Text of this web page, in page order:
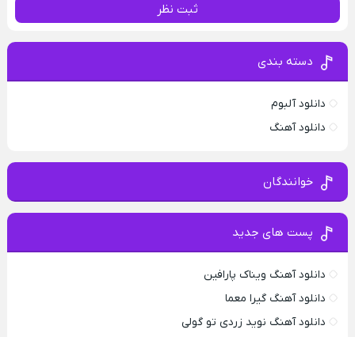
ثبت نظر
دسته بندی
دانلود آلبوم
دانلود آهنگ
خوانندگان
پست های جدید
دانلود آهنگ ویناک پارافین
دانلود آهنگ گیرا معما
دانلود آهنگ نوید زردی تو گولی